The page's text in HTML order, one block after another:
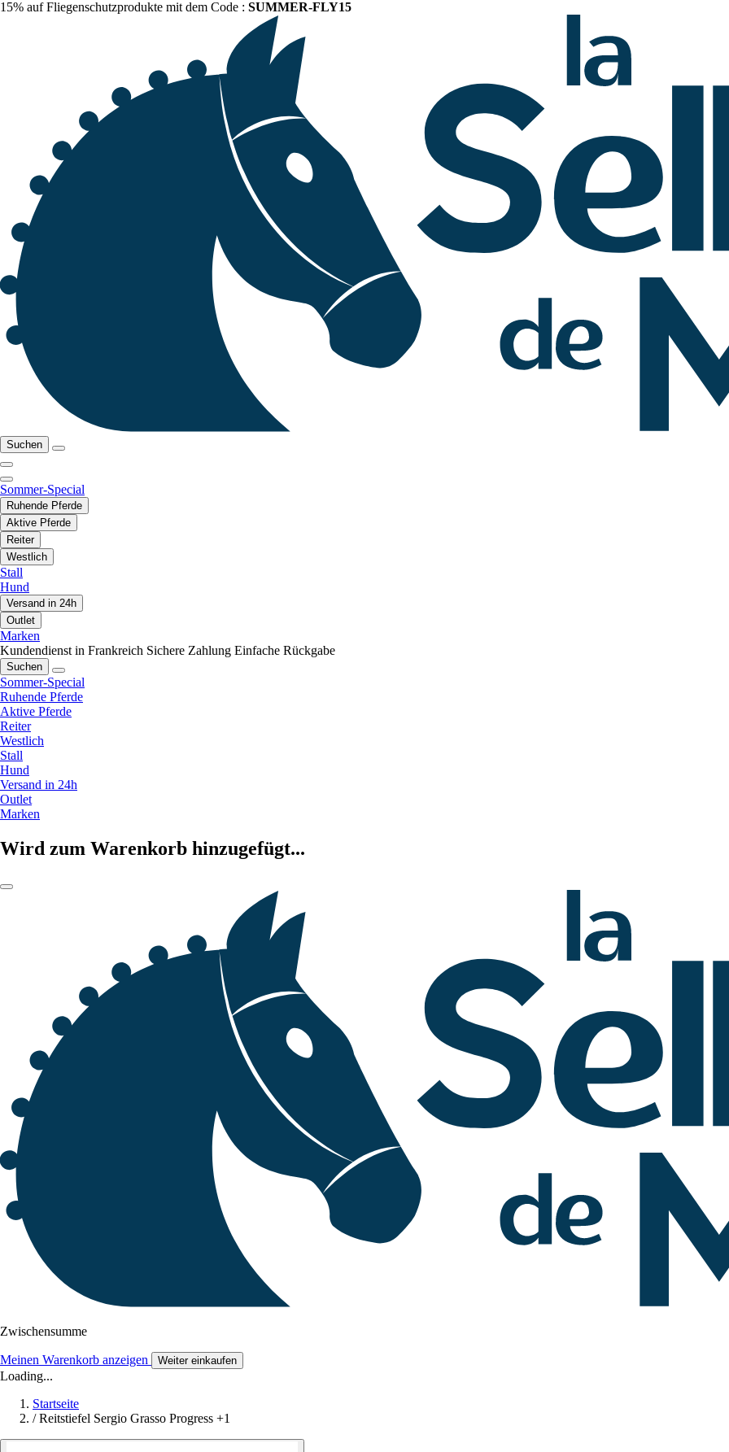
15% auf Fliegenschutzprodukte mit dem Code : SUMMER-FLY15
Suchen
Sommer-Special
Ruhende Pferde
Aktive Pferde
Reiter
Westlich
Stall
Hund
Versand in 24h
Outlet
Marken
Kundendienst in Frankreich Sichere Zahlung Einfache Rückgabe
Suchen
Sommer-Special
Ruhende Pferde
Aktive Pferde
Reiter
Westlich
Stall
Hund
Versand in 24h
Outlet
Marken
Wird zum Warenkorb hinzugefügt...
Zwischensumme
Meinen Warenkorb anzeigen Weiter einkaufen
Loading...
Startseite
/ Reitstiefel Sergio Grasso Progress +1